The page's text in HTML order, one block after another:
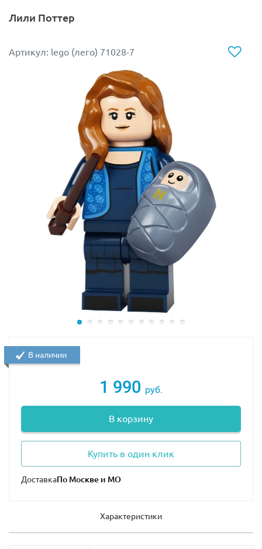
Лили Поттер
Артикул: lego (лего) 71028-7
1 990 руб.
В корзину
Купить в один клик
Доставка
В наличии
Характеристики